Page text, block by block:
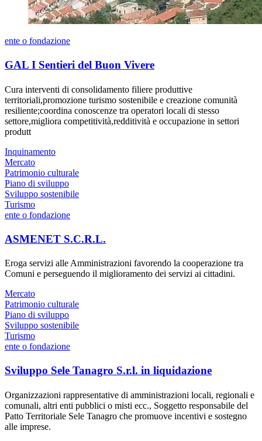
ente o fondazione
GAL I Sentieri del Buon Vivere
Cura interventi di consolidamento filiere produttive
territoriali,promozione turismo sostenibile e creazione comunità
resiliente;coordina conoscenze tra operatori locali di stesso
settore,migliora competitività,redditività e occupazione in settori
produtt
Inquinamento
Mercato
Patrimonio culturale
Piano di sviluppo
Sviluppo sostenibile
Turismo
ente o fondazione
ASMENET S.C.R.L.
Eroga servizi alle Amministrazioni favorendo la cooperazione tra
Comuni e perseguendo il miglioramento dei servizi ai cittadini.
Mercato
Patrimonio culturale
Piano di sviluppo
Sviluppo sostenibile
Turismo
ente o fondazione
Sviluppo Sele Tanagro S.r.l. in liquidazione
Organizzazioni rappresentative di amministrazioni locali, regionali e
comunali, altri enti pubblici o misti ecc., Soggetto responsabile del
Patto Territoriale Sele Tanagro che promuove incentivi e sostegno
alle imprese.